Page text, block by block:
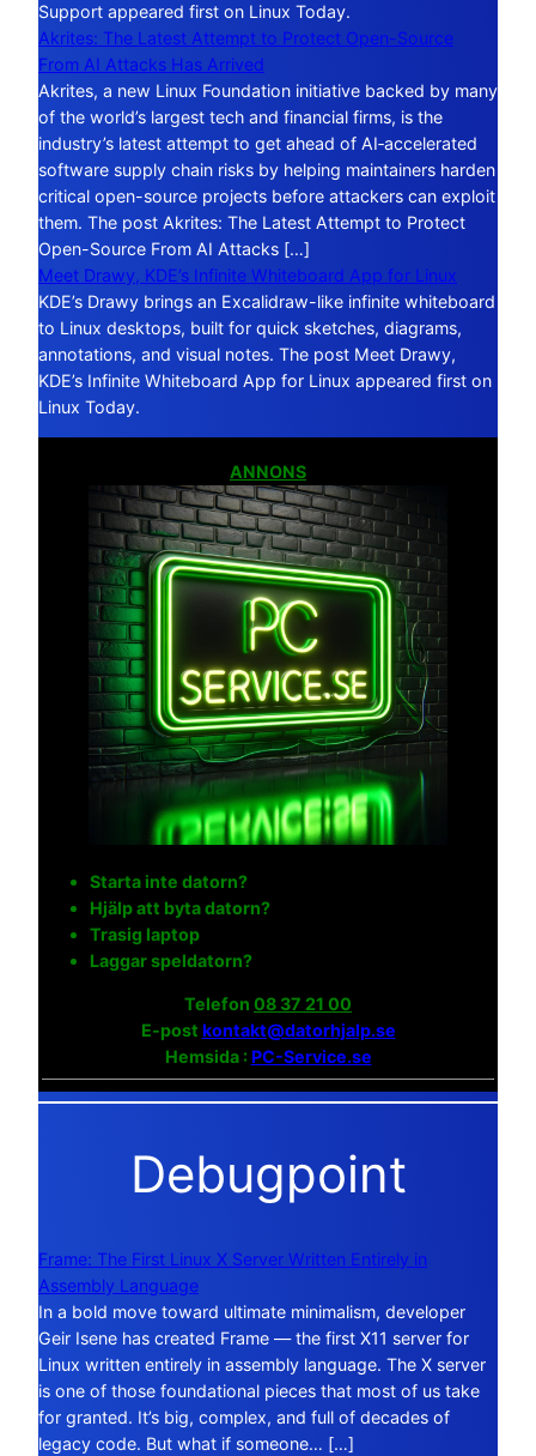
Support appeared first on Linux Today.
Akrites: The Latest Attempt to Protect Open-Source
From AI Attacks Has Arrived
Akrites, a new Linux Foundation initiative backed by many
of the world’s largest tech and financial firms, is the
industry’s latest attempt to get ahead of AI‑accelerated
software supply chain risks by helping maintainers harden
critical open-source projects before attackers can exploit
them. The post Akrites: The Latest Attempt to Protect
Open-Source From AI Attacks […]
Meet Drawy, KDE’s Infinite Whiteboard App for Linux
KDE’s Drawy brings an Excalidraw-like infinite whiteboard
to Linux desktops, built for quick sketches, diagrams,
annotations, and visual notes. The post Meet Drawy,
KDE’s Infinite Whiteboard App for Linux appeared first on
Linux Today.
ANNONS
Starta inte datorn?
Hjälp att byta datorn?
Trasig laptop
Laggar speldatorn?
Telefon 08 37 21 00
E-post kontakt@datorhjalp.se
Hemsida :PC-Service.se
Debugpoint
Frame: The First Linux X Server Written Entirely in
Assembly Language
In a bold move toward ultimate minimalism, developer
Geir Isene has created Frame — the first X11 server for
Linux written entirely in assembly language. The X server
is one of those foundational pieces that most of us take
for granted. It’s big, complex, and full of decades of
legacy code. But what if someone… […]